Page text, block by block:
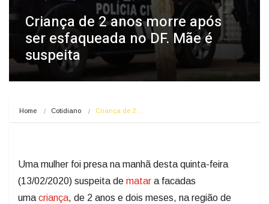
Criança de 2 anos morre após
ser esfaqueada no DF. Mãe é
suspeita
Home Cotidiano Criança de 2…
Uma mulher foi presa na manhã desta quinta-feira
(13/02/2020) suspeita de matar a facadas
umacriança, de 2 anos e dois meses, na região de